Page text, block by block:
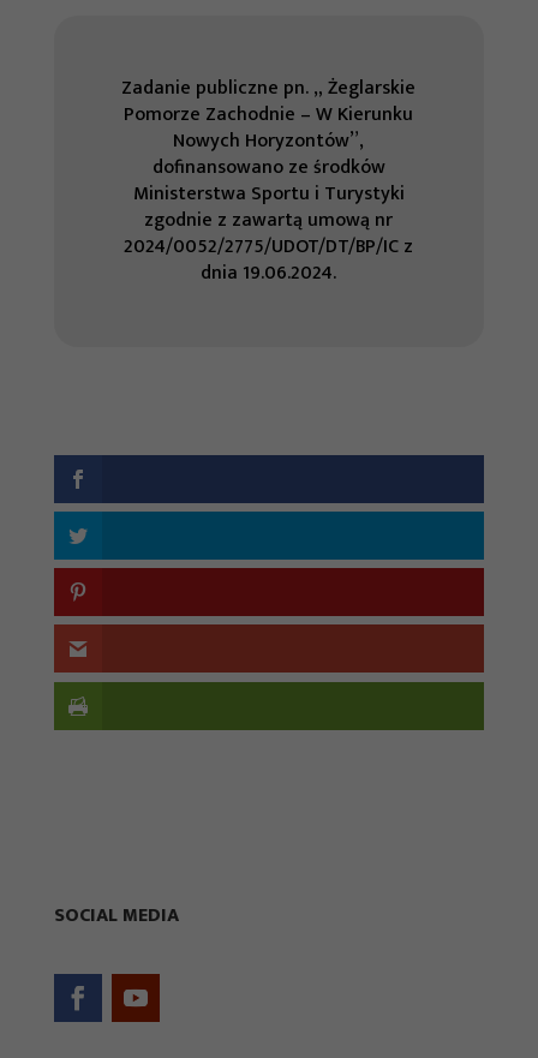
Zadanie publiczne pn. „ Żeglarskie
Pomorze Zachodnie – W Kierunku
Nowych Horyzontów”,
dofinansowano ze środków
Ministerstwa Sportu i Turystyki
zgodnie z zawartą umową nr
2024/0052/2775/UDOT/DT/BP/IC z
dnia 19.06.2024.
SOCIAL MEDIA